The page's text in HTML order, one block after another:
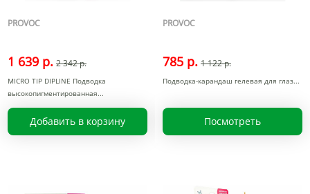
PROVOC
1 639 р. 2 342 р.
MICRO TIP DIPLINE Подводка
высокопигментированная
Добавить в корзину
PROVOC
785 р. 1 122 р.
Подводка-карандаш гелевая для глаз
Посмотреть